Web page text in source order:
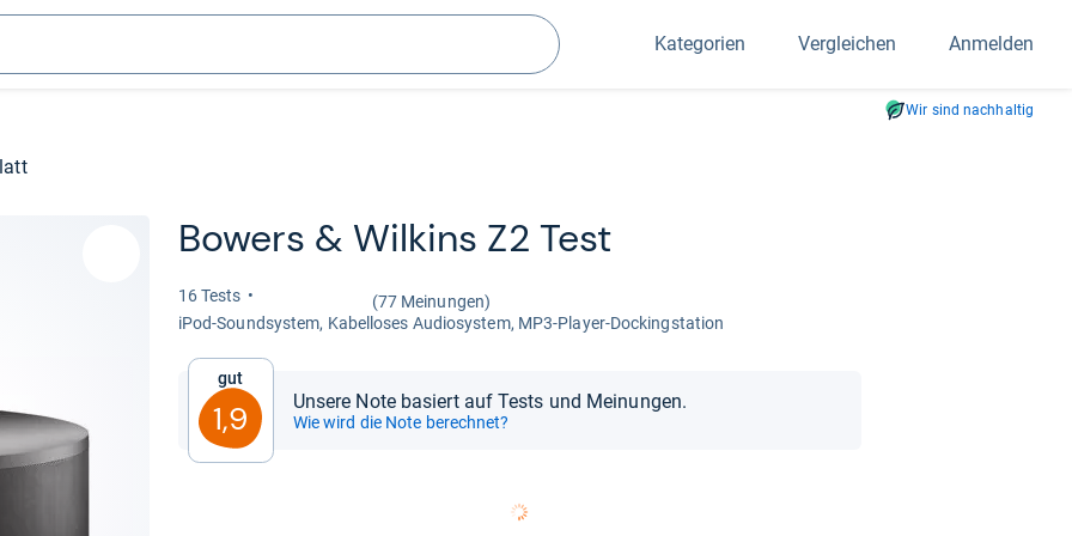
Suchen
Kategorien Vergleichen Anmelden
Wir sind nachhaltig
Bowers & Wil­kins Z2 Test
16 Tests
(77 Meinungen)
iPod-​Sound­sys­tem, Kabel­lo­ses Audio­sys­tem, MP3-​Player-​Dockings­ta­tion
Gut
1,9 Unsere Note basiert auf Tests und Meinungen.
Wie wird die Note berechnet?